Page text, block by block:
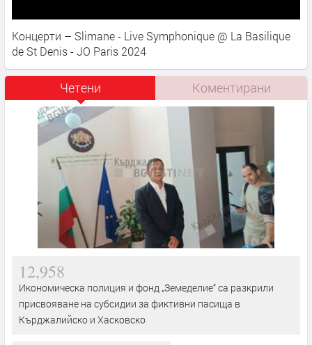
Концерти – Slimane - Live Symphonique @ La Basilique
de St Denis - JO Paris 2024
Четени Коментирани
12,958
Икономическа полиция и фонд „Земеделие“ са разкрили
присвояване на субсидии за фиктивни пасища в
Кърджалийско и Хасковско